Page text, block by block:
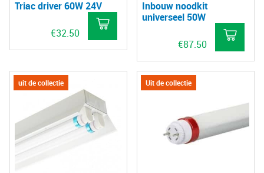
Triac driver 60W 24V
€32.50
Inbouw noodkit
universeel 50W
€87.50
uit de collectie Uit de collectie